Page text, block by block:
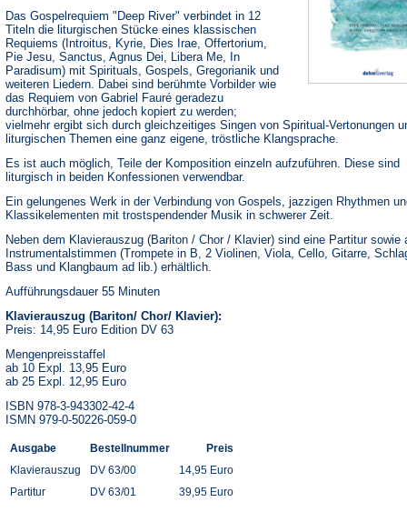
Das Gospelrequiem "Deep River" verbindet in 12
Titeln die liturgischen Stücke eines klassischen
Requiems (Introitus, Kyrie, Dies Irae, Offertorium,
Pie Jesu, Sanctus, Agnus Dei, Libera Me, In
Paradisum) mit Spirituals, Gospels, Gregorianik und
weiteren Liedern. Dabei sind berühmte Vorbilder wie
das Requiem von Gabriel Fauré geradezu
durchhörbar, ohne jedoch kopiert zu werden;
vielmehr ergibt sich durch gleichzeitiges Singen von Spiritual-Vertonungen
liturgischen Themen eine ganz eigene, tröstliche Klangsprache.
Es ist auch möglich, Teile der Komposition einzeln aufzuführen. Diese sind
liturgisch in beiden Konfessionen verwendbar.
Ein gelungenes Werk in der Verbindung von Gospels, jazzigen Rhythmen
Klassikelementen mit trostspendender Musik in schwerer Zeit.
Neben dem Klavierauszug (Bariton / Chor / Klavier) sind eine Partitur sowie
Instrumentalstimmen (Trompete in B, 2 Violinen, Viola, Cello, Gitarre,
Bass und Klangbaum ad lib.) erhältlich.
Aufführungsdauer 55 Minuten
Klavierauszug (Bariton/ Chor/ Klavier):
Preis: 14,95 Euro Edition DV 63
Mengenpreisstaffel
ab 10 Expl. 13,95 Euro
ab 25 Expl. 12,95 Euro
ISBN 978-3-943302-42-4
ISMN 979-0-50226-059-0
Ausgabe Bestellnummer
Preis
Klavierauszug
DV 63/00
14,95 Euro
Partitur
DV 63/01 39,95 Euro